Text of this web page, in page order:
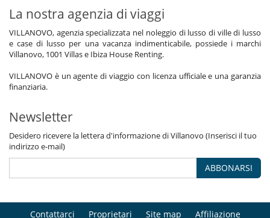
La nostra agenzia di viaggi
VILLANOVO, agenzia specializzata nel noleggio di lusso di ville di lusso
e case di lusso per una vacanza indimenticabile, possiede i marchi
Villanovo, 1001 Villas e Ibiza House Renting.
VILLANOVO è un agente di viaggio con licenza ufficiale e una garanzia
finanziaria.
Newsletter
Desidero ricevere la lettera d'informazione di Villanovo (Inserisci il tuo
indirizzo e-mail)
ABBONARSI
Contattarci Proprietari Site map Affiliazione